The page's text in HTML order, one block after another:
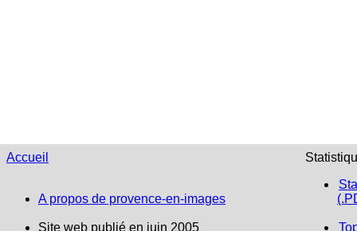
Accueil
A propos de provence-en-images
Site web publié en juin 2005